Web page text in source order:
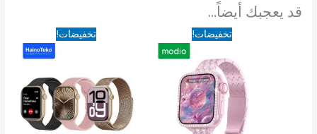
قد يعجبك أيضاً…
تخفيضات!
السعر
الأصلي
1,250EGP.
الحالي
هو:
تخفيضات!
السعر
الأصلي
الحالي
هو: